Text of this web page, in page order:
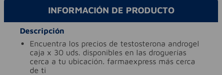
INFORMACIÓN DE PRODUCTO
Descripción
encuentra los precios de testosterona androgel
caja x 30 uds. disponibles en las droguerías
cerca a tu ubicación. farmaexpress más cerca
de ti